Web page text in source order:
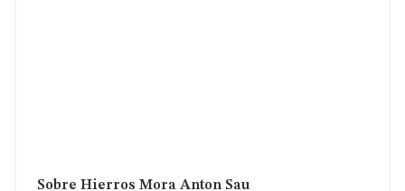
Sobre Hierros Mora Anton Sau